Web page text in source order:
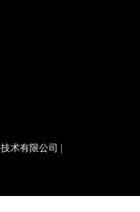
术有限公司 |